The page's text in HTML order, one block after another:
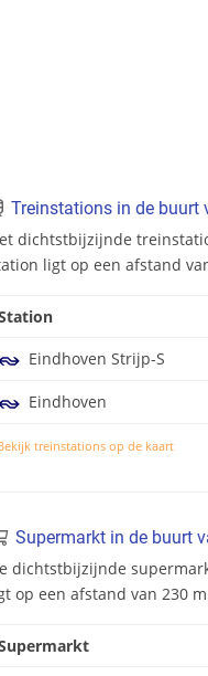
Treinstations in de buurt
dichtstbijzijnde
ligt op een afstand
Eindhoven Strijp-S
Eindhoven
treinstations op de kaart
Supermarkt in de buurt
dichtstbijzijnde
op een afstand van 230